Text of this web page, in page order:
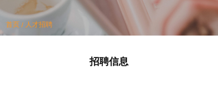
首页 / 人才招聘
招聘信息